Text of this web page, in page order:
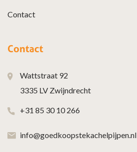
Contact
Contact
Wattstraat 92
3335 LV Zwijndrecht
+31 85 30 10 266
info@goedkoopstekachelpijpen.nl